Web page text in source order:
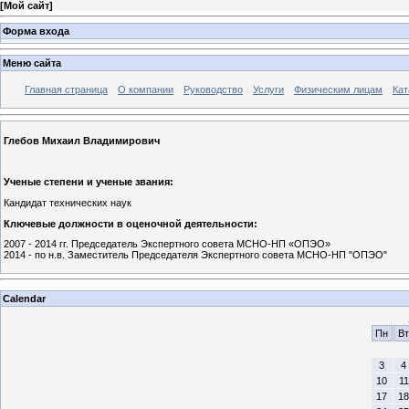
[Мой сайт]
Форма входа
Меню сайта
Главная страница О компании Руководство Услуги Физическим лицам
Глебов Михаил Владимирович
Ученые степени и ученые звания:
Кандидат технических наук
Ключевые должности в оценочной деятельности:
2007 - 2014 гг. Председатель Экспертного совета МСНО-НП «ОПЭО»
2014 - по н.в. Заместитель Председателя Экспертного совета МСНО-НП "ОПЭО"
Calendar
Пн
Вт
3
4
10
11
17
18